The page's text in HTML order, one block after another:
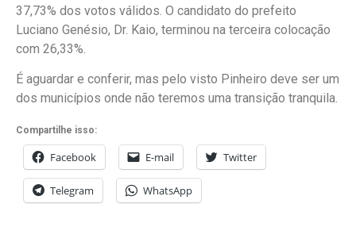
37,73% dos votos válidos. O candidato do prefeito
Luciano Genésio, Dr. Kaio, terminou na terceira colocação
com 26,33%.
É aguardar e conferir, mas pelo visto Pinheiro deve ser um
dos municípios onde não teremos uma transição tranquila.
Compartilhe isso:
Facebook E-mail Twitter
Telegram WhatsApp